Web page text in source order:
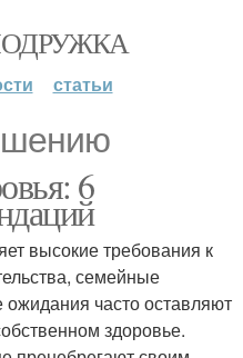
статьи
6
высокие требования к
семейные
часто оставляют
здоровье.